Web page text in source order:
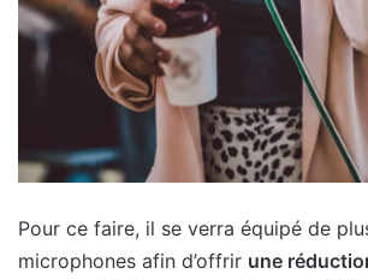
Pour ce faire, il se verra équipé de
microphones afin d’offrir une